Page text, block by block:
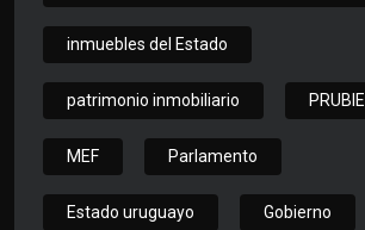
inmuebles del Estado
patrimonio inmobiliario PRUBIE
MEF Parlamento
Estado uruguayo Gobierno